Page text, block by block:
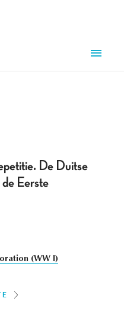
De Duitse
Eerste
(WW I)